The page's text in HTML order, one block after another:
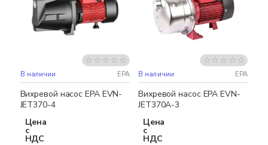
Бесплатная доставка
В наличии EPA
Вихревой насос EPA EVN-
JET370-4
Цена
с
НДС
Бесплатная доставка
В наличии EPA
Вихревой насос EPA EVN-
JET370A-3
Цена
с
НДС